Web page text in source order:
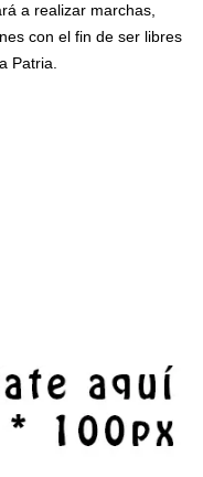
a realizar marchas,
con el fin de ser libres
Patria.